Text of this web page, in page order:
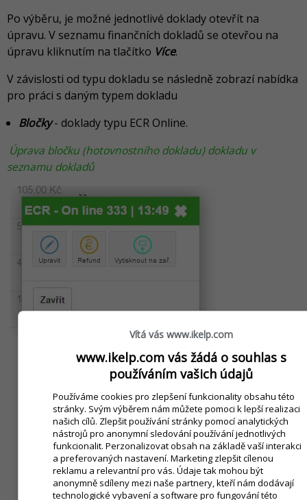
Po výběru, je možné jednotlivé doklady otevřít na
úpravu. V seznamu finančních dokladů se otevřou na
úpravu kliknutím na tlačítko Více.
V závislosti od typu dokladu se následně zobrazí nabídka
pro práci s daným typem dokladu
Bločky- doklady typu ECR Online.
Úprava bločku (hotovnostního dokladu) dokladu v
seznamu dokladů
- po kliknutí na tlačítko se zobrazí náhled
dokladu s položkami. Pozor, doklad je uzamčen a
není ho možné upravovat. V navigačním panelu
aplikace se nacházejí jednotlivé úkony pro práci s
dokladem.
Refund- kliknutím na tlačítko se aplikace zeptá na
refund dokladu. Po potvrzení se otevře doklad v
Prodeji s přednastavenými položkami z původního
dokladu, ale všechny položky dokladu mají
Vítá vás www.ikelp.com
www.ikelp.com vás žádá o souhlas s
používáním vašich údajů
Používáme cookies pro zlepšení funkcionality obsahu této
stránky. Svým výběrem nám můžete pomoci k lepší realizaci
našich cílů. Zlepšit používání stránky pomocí analytických
nástrojů pro anonymní sledování používání jednotlivých
funkcionalit. Perzonalizovat obsah na základě vaší interakci
a preferovaných nastavení. Marketing zlepšit cílenou
reklamu a relevantní pro vás. Údaje tak mohou být
anonymně sdíleny mezi naše partnery, kteří nám dodávají
technologické vybavení a software pro fungování této